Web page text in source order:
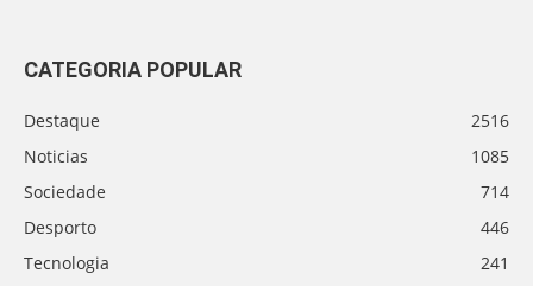
CATEGORIA POPULAR
Destaque
2516
Noticias
1085
Sociedade
714
Desporto
446
Tecnologia
241